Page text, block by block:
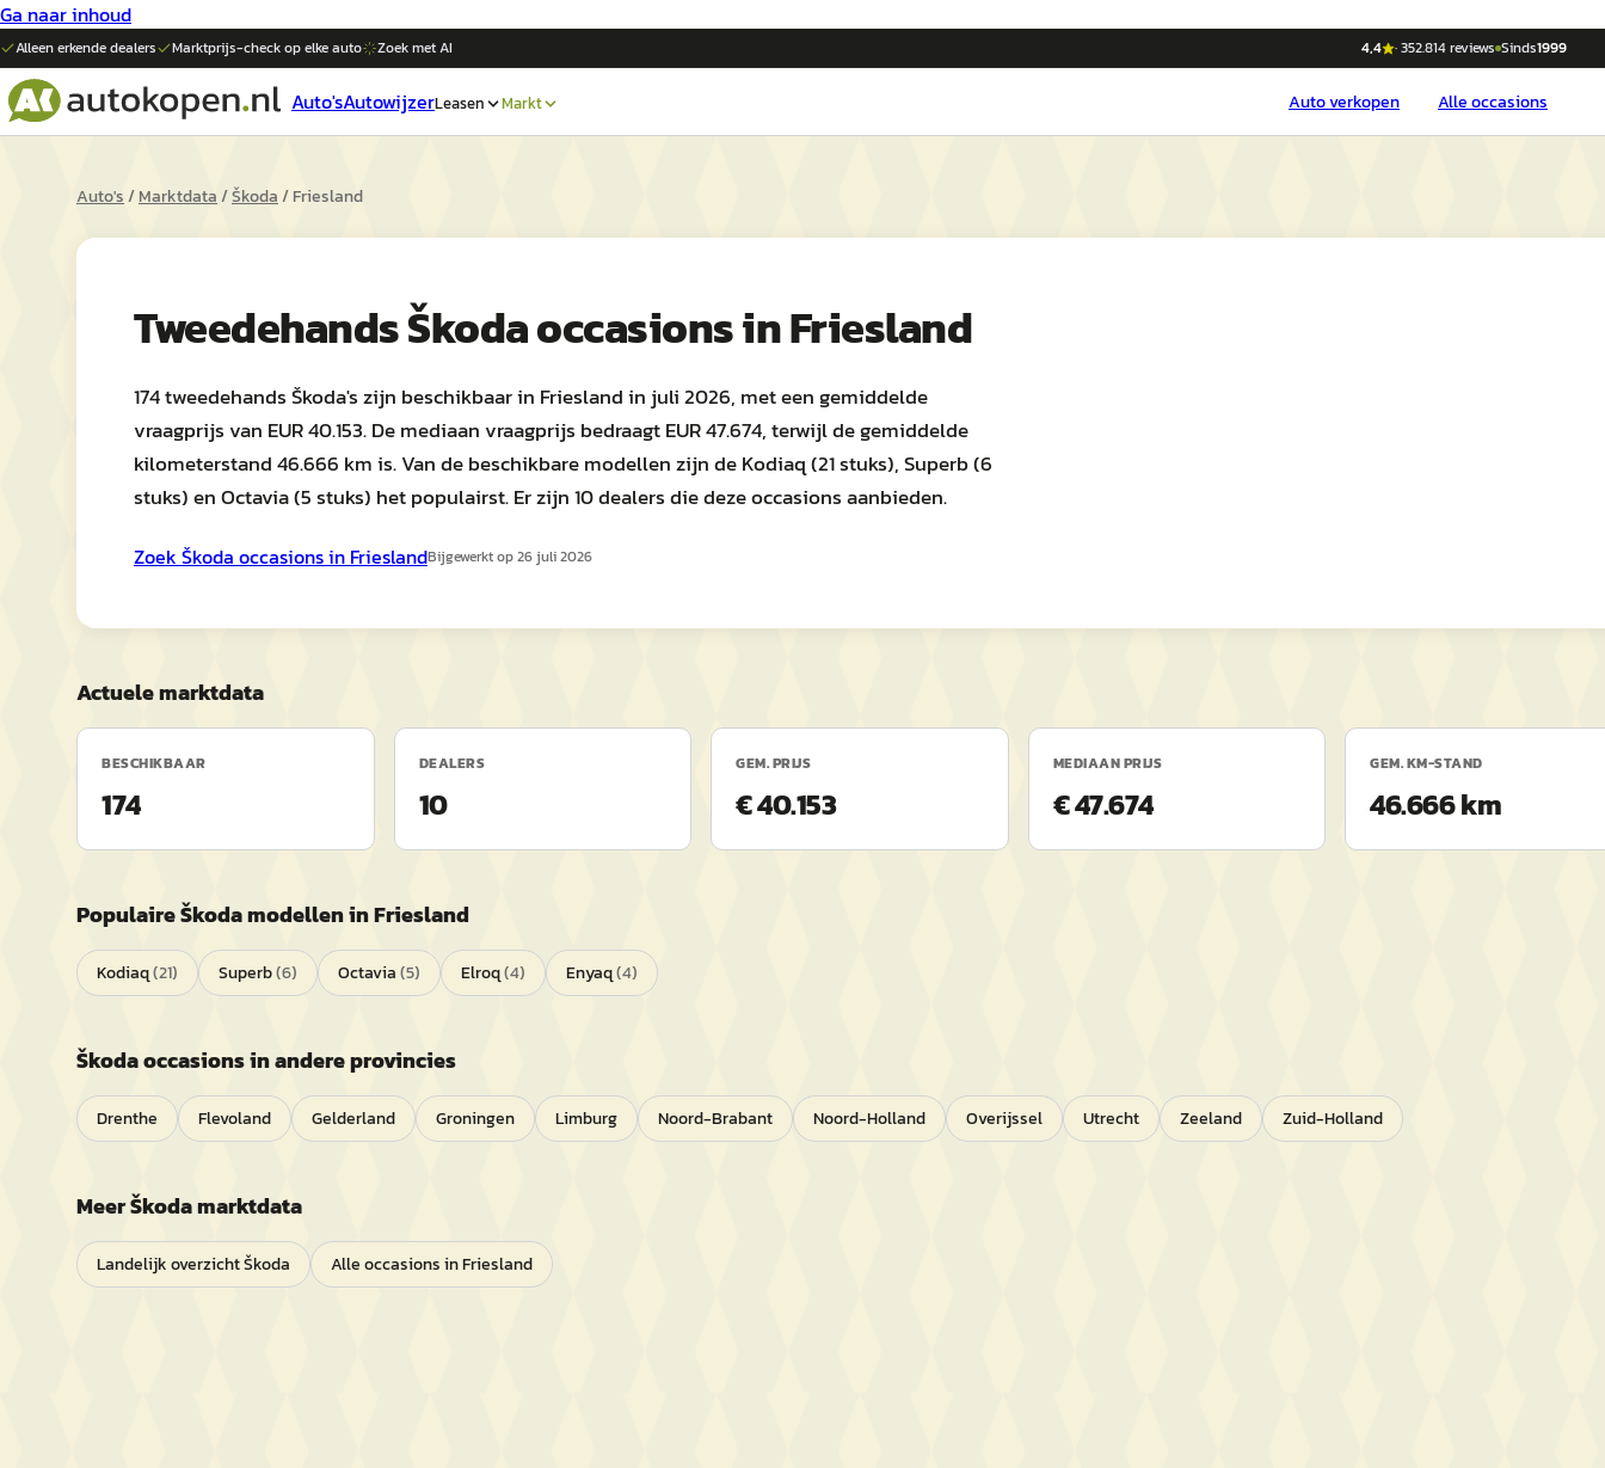
Ga naar inhoud
Alleen erkende dealers Marktprijs-check op elkeauto Zoek met AI 4,4 ·352.814reviews Sinds1999
Auto'sAutowijzerLeasen Markt Autoverkopen Alle occasions
Auto's/Marktdata/Škoda/Friesland
TweedehandsŠkodaoccasions inFriesland
174 tweedehands Škoda's zijn beschikbaar in Friesland in juli 2026, met een gemiddelde
vraagprijs van EUR 40.153. De mediaan vraagprijs bedraagt EUR 47.674, terwijl de gemiddelde
kilometerstand 46.666 km is. Van de beschikbare modellen zijn de Kodiaq (21 stuks), Superb (6
stuks) en Octavia (5 stuks) het populairst. Er zijn 10 dealers die deze occasions aanbieden.
Zoek Škoda occasions in FrieslandBijgewerkt op26 juli 2026
Actuele marktdata
BESCHIKBAAR
174
DEALERS
10
GEM. PRIJS
€ 40.153
MEDIAAN PRIJS
€ 47.674
GEM. KM-STAND
46.666 km
PopulaireŠkodamodellen inFriesland
Kodiaq(21) Superb(6) Octavia(5) Elroq(4) Enyaq(4)
Škodaoccasions in andere provincies
Drenthe Flevoland Gelderland Groningen Limburg Noord-Brabant Noord-Holland Overijssel Utrecht Zeeland Zuid-Holland
MeerŠkodamarktdata
Landelijk overzichtŠkoda Alle occasions inFriesland